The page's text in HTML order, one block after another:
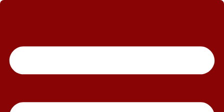
پرش